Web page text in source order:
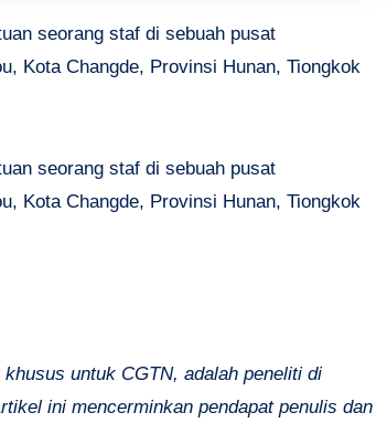
seorang staf di sebuah pusat
Kota Changde, Provinsi Hunan, Tiongkok
seorang staf di sebuah pusat
Kota Changde, Provinsi Hunan, Tiongkok
untuk CGTN, adalah peneliti di
ini mencerminkan pendapat penulis dan